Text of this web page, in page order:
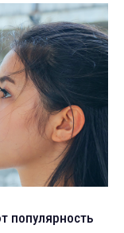
популярность